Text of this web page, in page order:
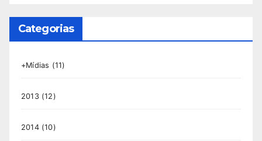
Categorias
+Mídias (11)
2013(12)
2014(10)